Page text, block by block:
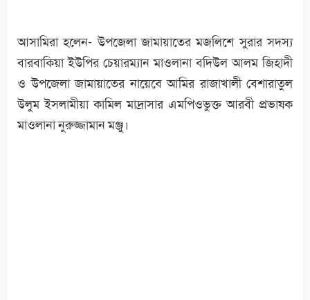
আসামিরা হলেন- উপজেলা জামায়াতের মজলিশে সুরার সদস্য
বারবাকিয়া ইউপির চেয়ারম্যান মাওলানা বদিউল আলম জিহাদী
ও উপজেলা জামায়াতের নায়েবে আমির রাজাখালী বেশারাতুল
উলুম ইসলামীয়া কামিল মাদ্রাসার এমপিওভুক্ত আরবী প্রভাষক
মাওলানা নুরুজ্জামান মঞ্জু।